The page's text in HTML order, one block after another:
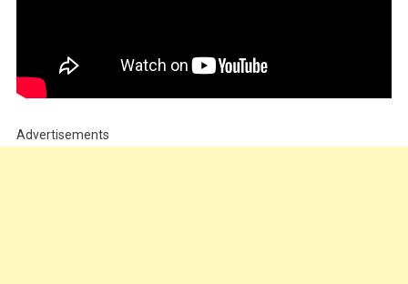
Advertisements